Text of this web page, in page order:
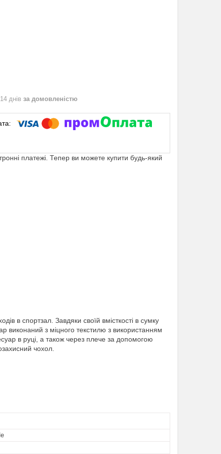
днів за домовленістю
платежі. Тепер ви можете купити будь-який
в спортзал. Завдяки своїй вмісткості в сумку
виконаний з міцного текстилю з використанням
в руці, а також через плече за допомогою
чохол.